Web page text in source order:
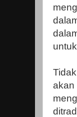
akan